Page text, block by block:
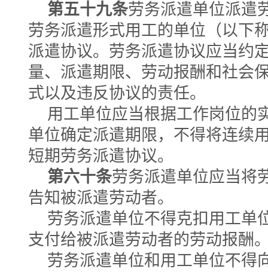
第五十九条劳务派遣单位派遣
劳务派遣形式用工的单位（以下
派遣协议。劳务派遣协议应当约
量、派遣期限、劳动报酬和社会
式以及违反协议的责任。
用工单位应当根据工作岗位的
单位确定派遣期限，不得将连续
短期劳务派遣协议。
第六十条劳务派遣单位应当将
告知被派遣劳动者。
劳务派遣单位不得克扣用工单
支付给被派遣劳动者的劳动报酬
劳务派遣单位和用工单位不得